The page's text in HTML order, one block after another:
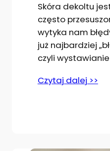
Skóra dekoltu
często
wytyka nam
już najbardziej
czyli
Czytaj dalej >>